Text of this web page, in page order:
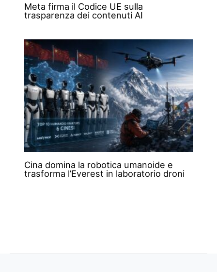
Meta firma il Codice UE sulla
trasparenza dei contenuti AI
Cina domina la robotica umanoide e
trasforma l’Everest in laboratorio droni